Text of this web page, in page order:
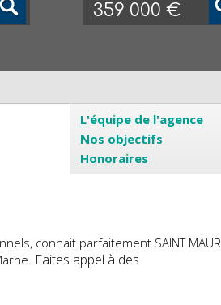
359 000 €
L'équipe de l'agence
Nos objectifs
Honoraires
connait parfaitement SAINT MAUR
Faites appel à des